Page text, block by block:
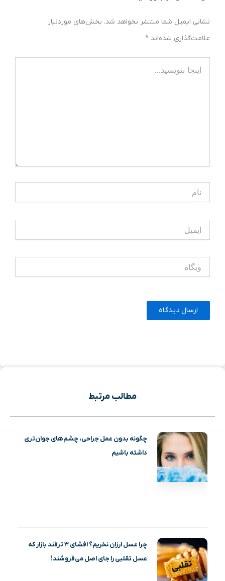
نشانی ایمیل شما منتشر نخواهد شد. بخش‌های موردنیاز
علامت‌گذاری شده‌اند *
بنویسید…
مطالب مرتبط
چگونه بدون عمل جراحی، چشم‌های جوان‌تری
داشته باشیم
چرا عسل ارزان نخریم؟ افشای ۳ ترفند بازار که
عسل تقلبی را جای اصل می‌فروشند!